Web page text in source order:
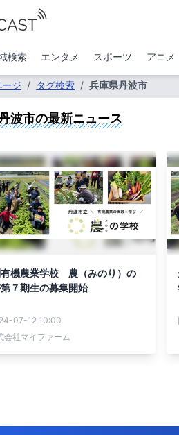
検索 エンタメ スポーツ アニメ
ージ / タグ検索 / 兵庫県丹波市
波市の最新ニュース
機農業学校 農（みのり）の
７期生の募集開始
07-12 10:00
会社マイファーム